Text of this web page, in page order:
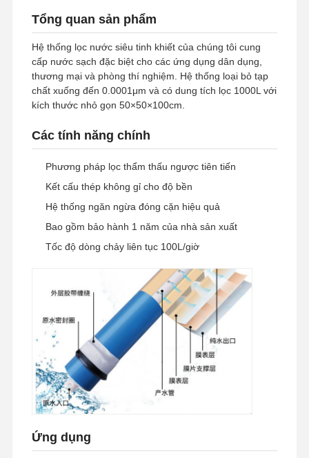
Trang Chủ
Các Sản
Tôi
Tổng quan sản phẩm
Hệ thống lọc nước siêu tinh khiết của chúng tôi cung
cấp nước sạch đặc biệt cho các ứng dụng dân dụng,
thương mại và phòng thí nghiệm. Hệ thống loại bỏ tạp
chất xuống đến 0.0001μm và có dung tích lọc 1000L với
kích thước nhỏ gọn 50×50×100cm.
Các tính năng chính
Phương pháp lọc thẩm thấu ngược tiên tiến
Kết cấu thép không gỉ cho độ bền
Hệ thống ngăn ngừa đóng cặn hiệu quả
Bao gồm bảo hành 1 năm của nhà sản xuất
Tốc độ dòng chảy liên tục 100L/giờ
Ứng dụng